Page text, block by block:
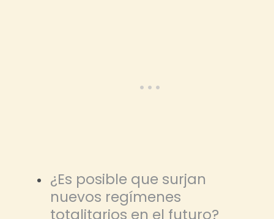
¿Es posible que surjan
nuevos regímenes
totalitarios en el futuro?